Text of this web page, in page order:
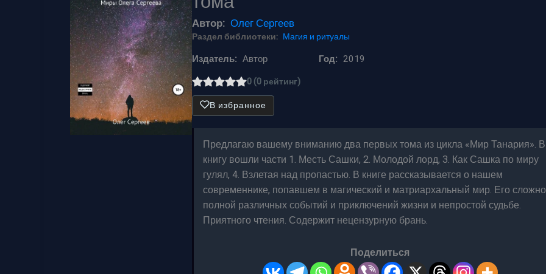
Автор: Олег Сергеев
Раздел библиотеки: Магия и ритуалы
Издатель: Автор Год: 2019
0 (0 рейтинг)
В избранное
Предлагаю вашему вниманию два первых тома из цикла «Мир Танария». В
книгу вошли части 1. Месть Сашки, 2. Молодой лорд, 3. Как Сашка по миру
гулял, 4. Взлетая над пропастью. В книге рассказывается о нашем
современнике, попавшем в магический и матриархальный мир. Его
полной различных событий и приключений жизни и непростой судьбе.
Приятного чтения. Содержит нецензурную брань.
Поделиться